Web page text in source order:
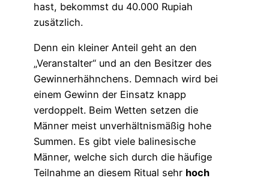
hast, bekommst du 40.000 Rupiah
zusätzlich.
Denn ein kleiner Anteil geht an den
„Veranstalter“ und an den Besitzer des
Gewinnerhähnchens. Demnach wird bei
einem Gewinn der Einsatz knapp
verdoppelt. Beim Wetten setzen die
Männer meist unverhältnismäßig hohe
Summen. Es gibt viele balinesische
Männer, welche sich durch die häufige
Teilnahme an diesem Ritual sehr hoch